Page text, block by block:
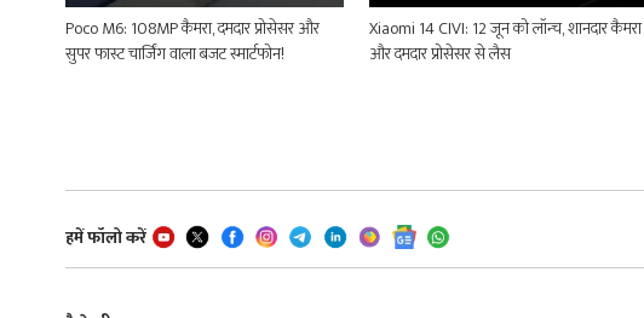
Poco M6: 108MP कैमरा, दमदार प्रोसेसर और
सुपर फास्ट चार्जिंग वाला बजट स्मार्टफोन!
Xiaomi 14 CIVI: 12 जून को लॉन्च, शानदार कैमरा
और दमदार प्रोसेसर से लैस
हमें फॉलो करें